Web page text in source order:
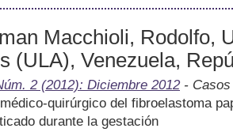
Macchioli, Rodolfo,
(ULA), Venezuela,
2 (2012): Diciembre 2012- Casos
quirúrgico del fibroelastoma
durante la gestación